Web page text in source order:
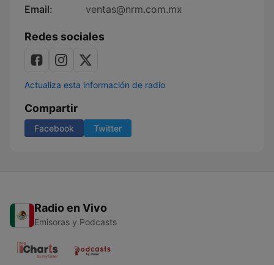
Email:
ventas@nrm.com.mx
Redes sociales
Actualiza esta información de radio
Compartir
Facebook Twitter
Radio en Vivo
Emisoras y Podcasts